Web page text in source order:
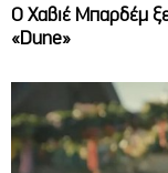
O Χαβιέ Μπαρδέμ
«Dune»